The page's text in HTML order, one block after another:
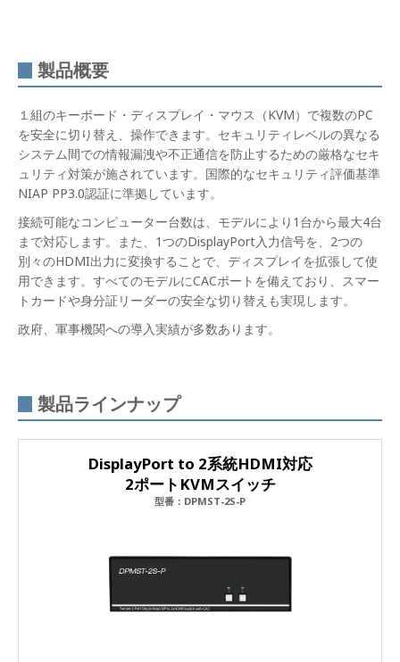
製品概要
１組のキーボード・ディスプレイ・マウス（KVM）で複数のPC
を安全に切り替え、操作できます。セキュリティレベルの異なる
システム間での情報漏洩や不正通信を防止するための厳格なセキ
ュリティ対策が施されています。国際的なセキュリティ評価基準
NIAP PP3.0認証に準拠しています。
接続可能なコンピューター台数は、モデルにより1台から最大4台
まで対応します。また、1つのDisplayPort入力信号を、2つの
別々のHDMI出力に変換することで、ディスプレイを拡張して使
用できます。すべてのモデルにCACポートを備えており、スマー
トカードや身分証リーダーの安全な切り替えも実現します。
政府、軍事機関への導入実績が多数あります。
製品ラインナップ
DisplayPort to 2系統HDMI対応
2ポートKVMスイッチ
型番：DPMST-2S-P